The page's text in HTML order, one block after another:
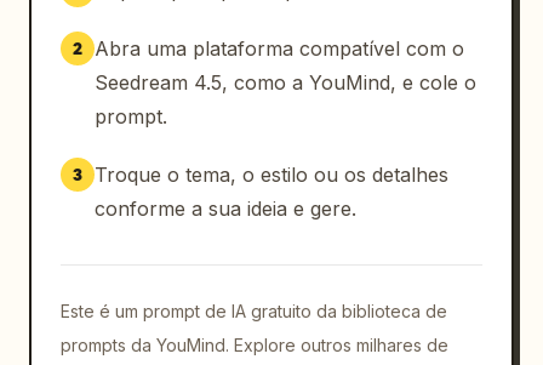
2
Abra uma plataforma compatível com o
Seedream 4.5, como a YouMind, e cole o
prompt.
3
Troque o tema, o estilo ou os detalhes
conforme a sua ideia e gere.
Este é um prompt de IA gratuito da biblioteca de
prompts da YouMind. Explore outros milhares de